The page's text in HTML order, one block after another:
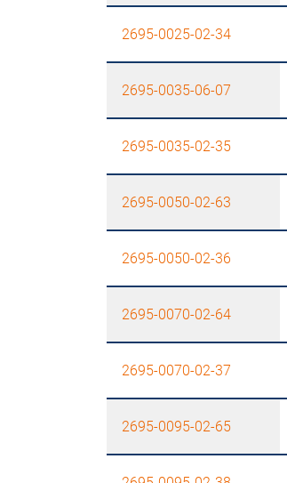
2695-0025-02-34
2695-0035-06-07
2695-0035-02-35
2695-0050-02-63
2695-0050-02-36
2695-0070-02-64
2695-0070-02-37
2695-0095-02-65